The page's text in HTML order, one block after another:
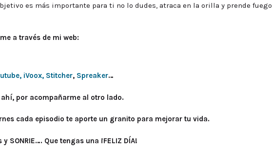
es más importante para ti no lo dudes, atraca en la orilla y prende fuego
a través de mi web:
iVoox, Stitcher, Spreaker…
por acompañarme al otro lado.
cada episodio te aporte un granito para mejorar tu vida.
SONRIE…. Que tengas una ¡FELIZ DÍA!